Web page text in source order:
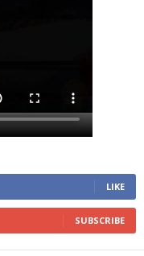
LIKE
SUBSCRIBE